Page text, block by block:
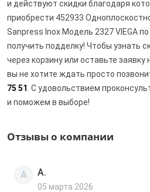
и действуют скидки благодаря
приобрести 452933
Sanpress Inox Модель 2327 VIEGA
получить подделку! Чтобы узнать
через корзину или оставьте
вы не хотите ждать просто
75 51 . С удовольствием
и поможем в выборе!
Отзывы о компании
А А.
05 марта 2026